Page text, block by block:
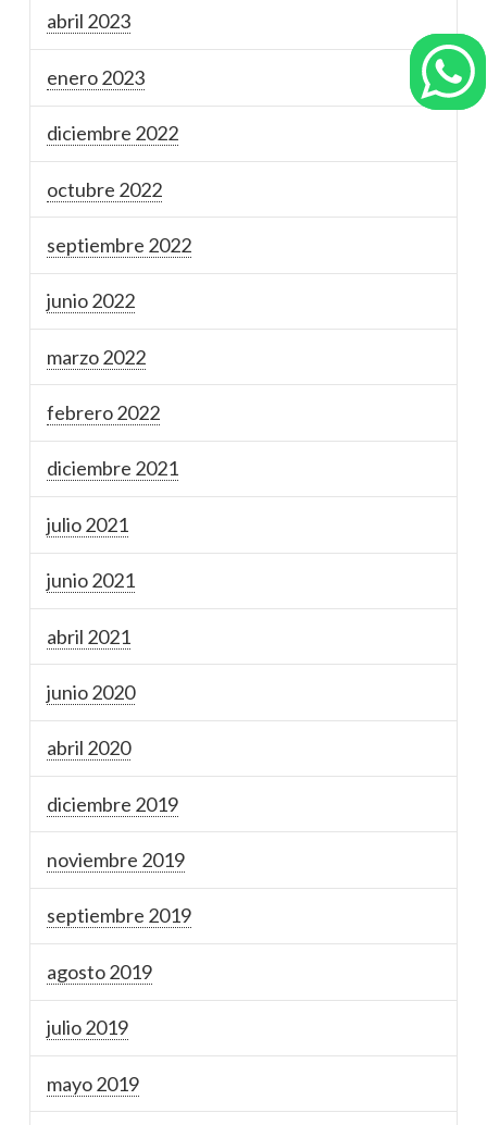
abril 2023
enero 2023
diciembre 2022
octubre 2022
septiembre 2022
junio 2022
marzo 2022
febrero 2022
diciembre 2021
julio 2021
junio 2021
abril 2021
junio 2020
abril 2020
diciembre 2019
noviembre 2019
septiembre 2019
agosto 2019
julio 2019
mayo 2019